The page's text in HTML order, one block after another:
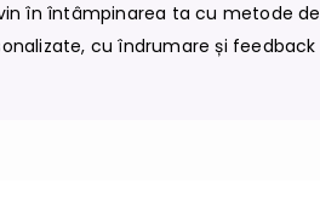
în întâmpinarea ta cu metode de
cu îndrumare și feedback